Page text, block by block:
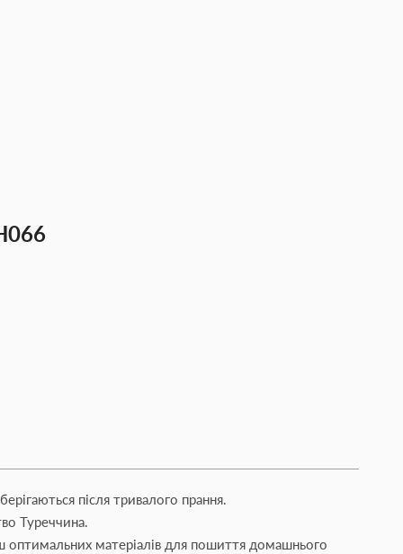
після тривалого прання.
Туреччина.
матеріалів для пошиття домашнього